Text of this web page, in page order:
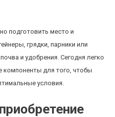
подготовить место и
грядки, парники или
и удобрения. Сегодня легко
компоненты для того, чтобы
условия.